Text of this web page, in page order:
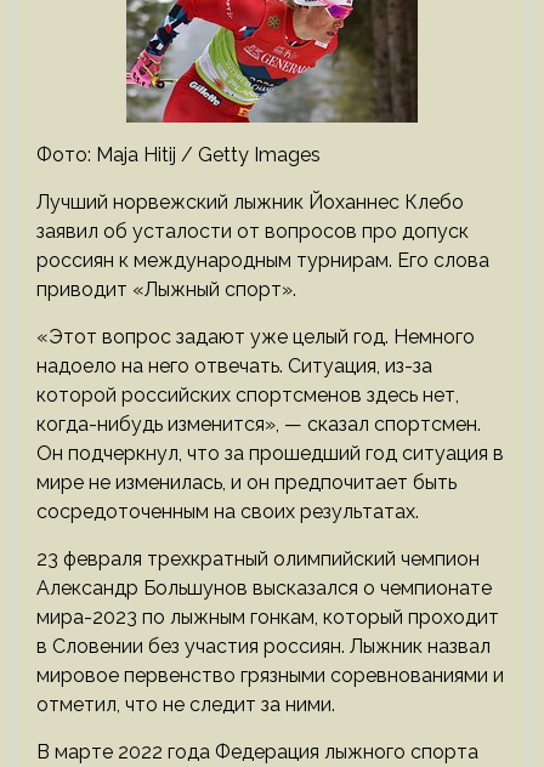
Фото: Maja Hitij / Getty Images
Лучший норвежский лыжник Йоханнес Клебо
заявил об усталости от вопросов про допуск
россиян к международным турнирам. Его слова
приводит «Лыжный спорт».
«Этот вопрос задают уже целый год. Немного
надоело на него отвечать. Ситуация, из-за
которой российских спортсменов здесь нет,
когда-нибудь изменится», — сказал спортсмен.
Он подчеркнул, что за прошедший год ситуация в
мире не изменилась, и он предпочитает быть
сосредоточенным на своих результатах.
23 февраля трехкратный олимпийский чемпион
Александр Большунов высказался о чемпионате
мира-2023 по лыжным гонкам, который проходит
в Словении без участия россиян. Лыжник назвал
мировое первенство грязными соревнованиями и
отметил, что не следит за ними.
В марте 2022 года Федерация лыжного спорта